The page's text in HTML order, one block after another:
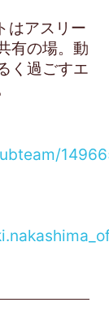
はアスリー
有の場。動
く過ごすエ